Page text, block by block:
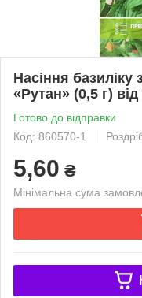
Насіння базиліку
«Рутан» (0,5 г)
Готово до відправки
Код: 860570-1
5,60 ₴
Мінімальна сума